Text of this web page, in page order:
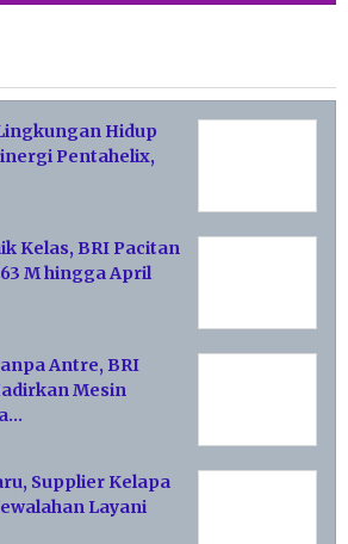
Hidup
Pentahelix,
Kelas, BRI Pacitan
M hingga April
Antre, BRI
Mesin
Supplier Kelapa
Layani